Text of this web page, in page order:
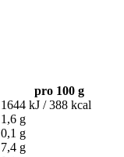
pro 100 g
1644 kJ / 388 kcal
1,6 g
0,1 g
7,4 g